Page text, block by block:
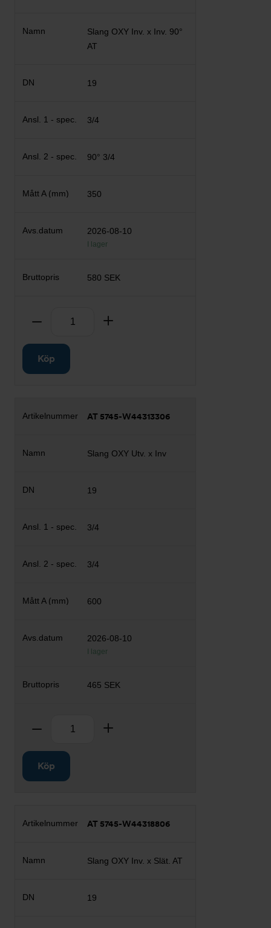
Slang OXY Inv. x Inv. 90°
AT
19
3/4
90° 3/4
350
2026-08-10
I lager
580 SEK
Ta bort
Köp
AT 5745-W44313306
Slang OXY Utv. x Inv
19
3/4
3/4
600
2026-08-10
I lager
465 SEK
Ta bort
Köp
AT 5745-W44318806
Slang OXY Inv. x Slät. AT
19